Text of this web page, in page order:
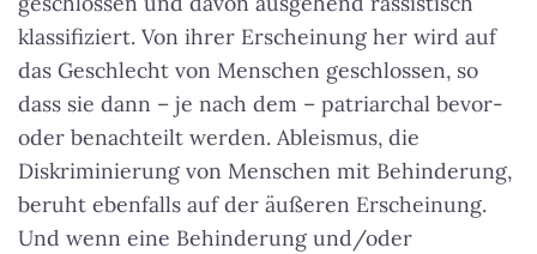
klassifiziert. Von ihrer Erscheinung her wird auf
das Geschlecht von Menschen geschlossen, so
dass sie dann – je nach dem – patriarchal bevor-
oder benachteilt werden. Ableismus, die
Diskriminierung von Menschen mit Behinderung,
beruht ebenfalls auf der äußeren Erscheinung.
Und wenn eine Behinderung und/oder